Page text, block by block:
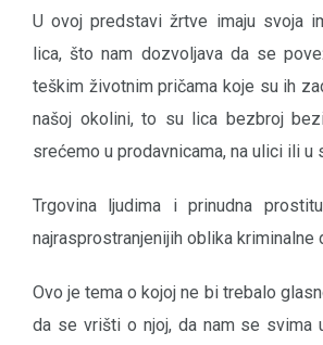
U ovoj predstavi žrtve imaju svoja
lica, što nam dozvoljava da se
teškim životnim pričama koje su ih
našoj okolini, to su lica bezbroj
srećemo u prodavnicama, na ulici ili u
Trgovina ljudima i prinudna
najrasprostranjenijih oblika kriminalne
Ovo je tema o kojoj ne bi trebalo
da se vrišti o njoj, da nam se svima